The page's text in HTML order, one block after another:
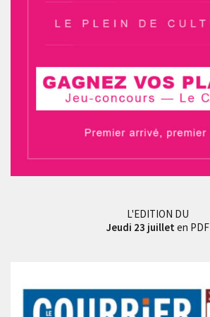
L'EDITION DU
Jeudi 23 juillet en PDF